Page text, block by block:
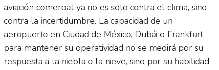
aviación comercial ya no es solo contra el clima, sino
contra la incertidumbre. La capacidad de un
aeropuerto en Ciudad de México, Dubái o Frankfurt
para mantener su operatividad no se medirá por su
respuesta a la niebla o la nieve, sino por su habilidad